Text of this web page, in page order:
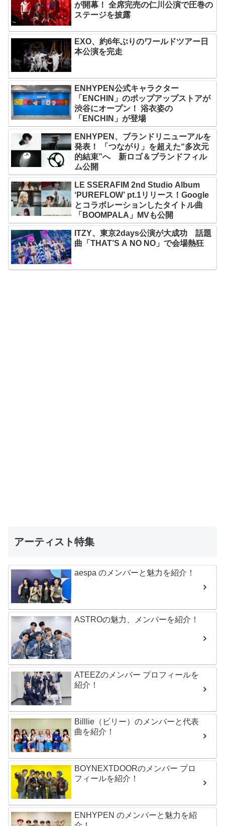
が開幕！ 全席完売の仁川公演で圧巻の
ステージを披露
EXO、約6年ぶりのワールドツアー日
本公演を完走
ENHYPEN公式キャラクター
「ENCHIN」のポップアップストアが
渋谷にオープン！ 浴衣姿の
「ENCHIN」が登場
ENHYPEN、ブランドリニューアルを
発表！ 「つながり」を超えた“多次元
的結束”へ 新ロゴ＆ブランドフィル
ム公開
LE SSERAFIM 2nd Studio Album
‘PUREFLOW’ pt.1リリース！Google
とコラボレーションしたタイトル曲
「BOOMPALA」MVも公開
ITZY、東京2days公演が大成功 話題
曲「THAT’S A NO NO」で会場熱狂
アーティスト特集
aespa のメンバーと魅力を紹介！
ASTROの魅力、メンバーを紹介！
ATEEZのメンバー プロフィールを
紹介！
Billlie（ビリー）のメンバーと代表
曲を紹介！
BOYNEXTDOORのメンバー プロ
フィールを紹介！
ENHYPEN のメンバーと魅力を紹